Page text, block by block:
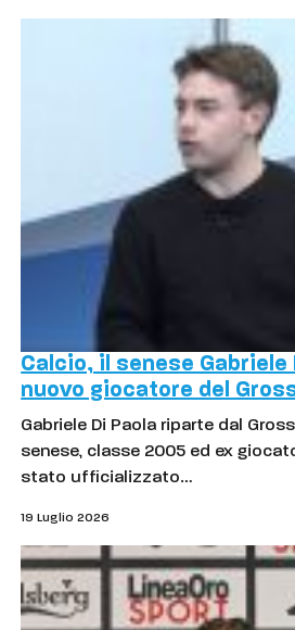
Calcio, il senese Gabriele
nuovo giocatore del
Gabriele Di Paola riparte dal
senese, classe 2005 ed ex
stato ufficializzato…
19 Luglio 2026